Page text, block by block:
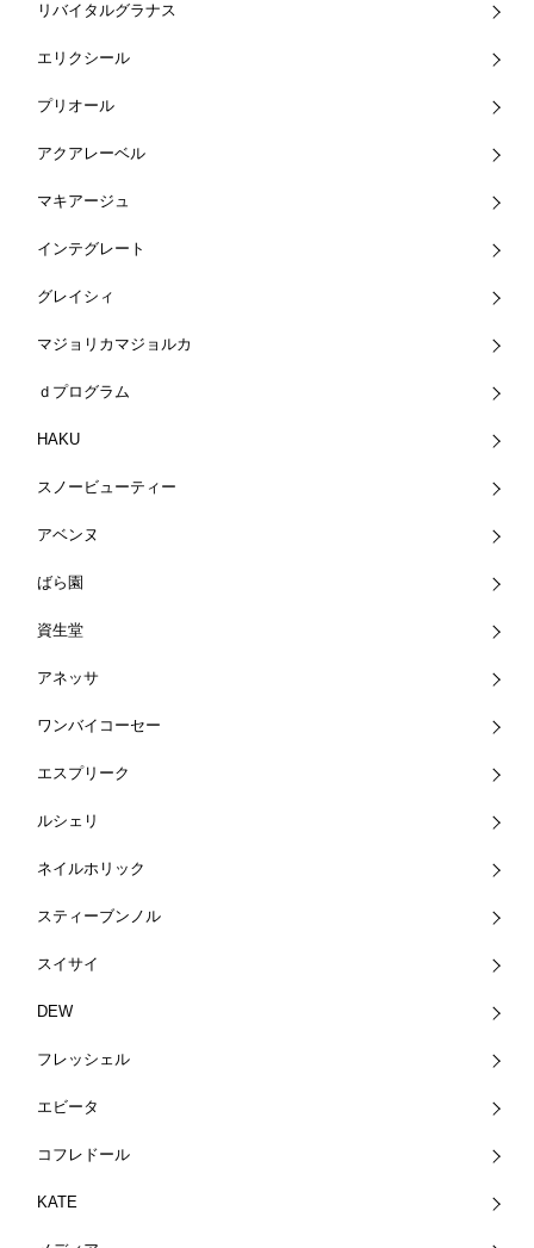
リバイタルグラナス
エリクシール
プリオール
アクアレーベル
マキアージュ
インテグレート
グレイシィ
マジョリカマジョルカ
ｄプログラム
HAKU
スノービューティー
アベンヌ
ばら園
資生堂
アネッサ
ワンバイコーセー
エスプリーク
ルシェリ
ネイルホリック
スティーブンノル
スイサイ
DEW
フレッシェル
エビータ
コフレドール
KATE